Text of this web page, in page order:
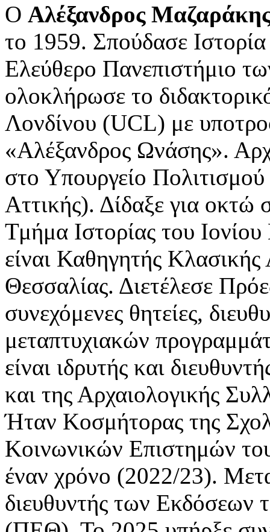
O Αλέξανδρος Μαζαράκης
το 1959. Σπούδασε
Ελεύθερο Πανεπιστήμιο
ολοκλήρωσε το
Λονδίνου (UCL) με
«Αλέξανδρος Ωνάσης».
στο Υπουργείο
Αττικής). Δίδαξε για
Τμήμα Ιστορίας του
είναι Καθηγητής
Θεσσαλίας. Διετέλεσε
συνεχόμενες θητείες,
μεταπτυχιακών
είναι ιδρυτής και
και της Αρχαιολογικής
Ήταν Κοσμήτορας της
Κοινωνικών Επιστημών
έναν χρόνο (2022/23).
διευθυντής των Εκδόσεων